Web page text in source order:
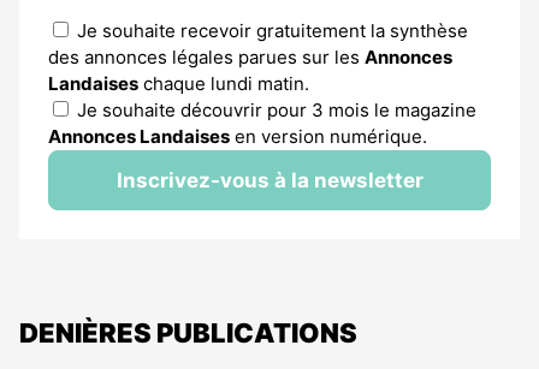
Je souhaite recevoir gratuitement la synthèse
des annonces légales parues sur les Annonces
Landaises chaque lundi matin.
Je souhaite découvrir pour 3 mois le magazine
Annonces Landaises en version numérique.
Inscrivez-vous à la newsletter
DENIÈRES PUBLICATIONS